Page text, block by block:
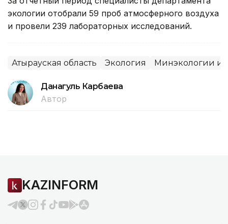
экологии отобрали 59 проб атмосферного воздуха
и провели 239 лабораторных исследований.
Атырауская область Экология Минэкологии и
Данагуль Карбаева
Автор
KAZINFORM